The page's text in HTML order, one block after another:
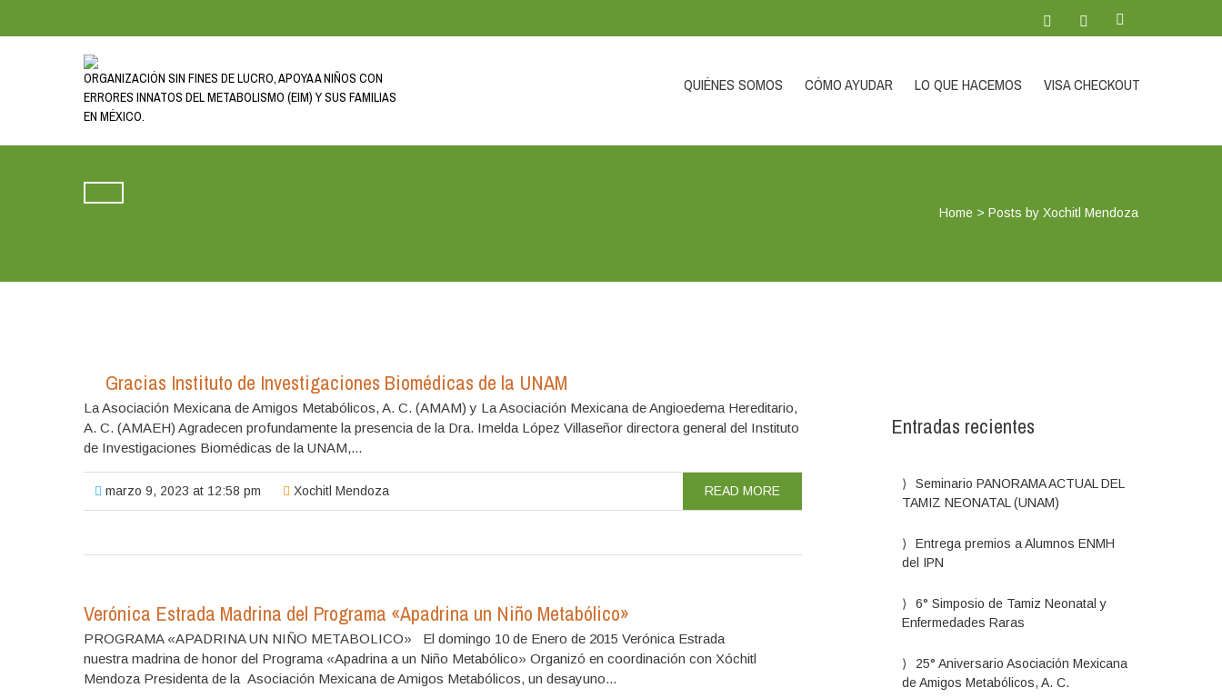
ORGANIZACIÓN SIN FINES DE LUCRO, APOYA A NIÑOS CON
ERRORES INNATOS DEL METABOLISMO (EIM) Y SUS FAMILIAS
EN MÉXICO.
QUIÉNES SOMOS CÓMO AYUDAR LO QUE HACEMOS VISA CHECKOUT
Home >Posts by Xochitl Mendoza
Gracias Instituto de Investigaciones Biomédicas de la UNAM
La Asociación Mexicana de Amigos Metabólicos, A. C. (AMAM) y La Asociación Mexicana de Angioedema Hereditario,
A. C. (AMAEH) Agradecen profundamente la presencia de la Dra. Imelda López Villaseñor directora general del Instituto
de Investigaciones Biomédicas de la UNAM,...
marzo 9, 2023 at 12:58 pm Xochitl Mendoza READ MORE
Verónica Estrada Madrina del Programa «Apadrina un Niño Metabólico»
PROGRAMA «APADRINA UN NIÑO METABOLICO» El domingo 10 de Enero de 2015 Verónica Estrada
nuestra madrina de honor del Programa «Apadrina a un Niño Metabólico» Organizó en coordinación con Xóchitl
Mendoza Presidenta de la Asociación Mexicana de Amigos Metabólicos, un desayuno...
Entradas recientes
Seminario PANORAMA ACTUAL DEL
TAMIZ NEONATAL (UNAM)
Entrega premios a Alumnos ENMH
del IPN
6° Simposio de Tamiz Neonatal y
Enfermedades Raras
25° Aniversario Asociación Mexicana
de Amigos Metabólicos, A. C.